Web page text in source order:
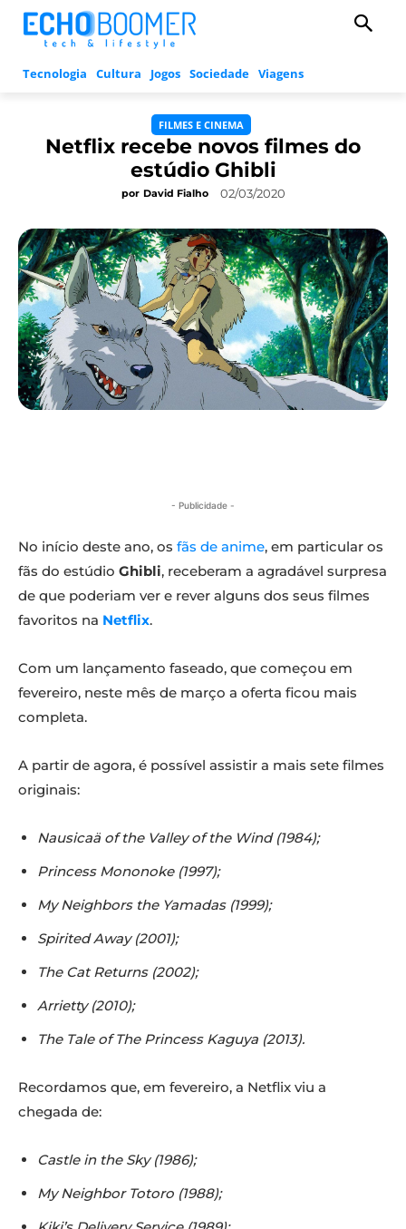
Tecnologia Cultura Jogos Sociedade Viagens
FILMES E CINEMA
Netflix recebe novos filmes do
estúdio Ghibli
por David Fialho 02/03/2020
- Publicidade -
No início deste ano, os fãs de anime, em particular os
fãs do estúdio Ghibli, receberam a agradável surpresa
de que poderiam ver e rever alguns dos seus filmes
favoritos na Netflix.
Com um lançamento faseado, que começou em
fevereiro, neste mês de março a oferta ficou mais
completa.
A partir de agora, é possível assistir a mais sete filmes
originais:
Nausicaä of the Valley of the Wind (1984);
Princess Mononoke (1997);
My Neighbors the Yamadas (1999);
Spirited Away (2001);
The Cat Returns (2002);
Arrietty (2010);
The Tale of The Princess Kaguya (2013).
Recordamos que, em fevereiro, a Netflix viu a
chegada de:
Castle in the Sky (1986);
My Neighbor Totoro (1988);